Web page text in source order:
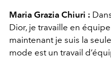
Maria Grazia Chiuri :
Dior, je travaille en
maintenant je suis la
mode est un travail